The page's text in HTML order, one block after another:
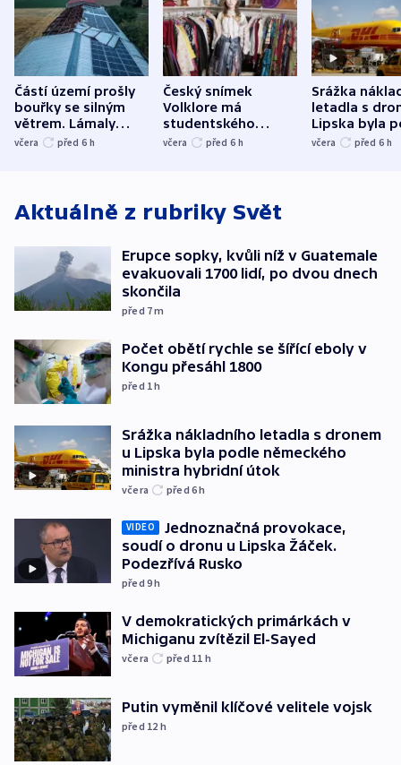
Částí území prošly
bouřky se silným
větrem. Lámaly
stromy a poničily
včera před 6 h
Český snímek
Volklore má
studentského
Oscara, zabojuje o
včera před 6 h
Srážka
letadla s
Lipska byla
německého
včera před 6 h
Aktuálně z rubriky Svět
Erupce sopky, kvůli níž v Guatemale
evakuovali 1700 lidí, po dvou dnech
skončila
před 7m
Počet obětí rychle se šířící eboly v
Kongu přesáhl 1800
před 1h
Srážka nákladního letadla s dronem
u Lipska byla podle německého
ministra hybridní útok
včera před 6h
VIDEO
Jednoznačná provokace,
soudí o dronu u Lipska Žáček.
Podezřívá Rusko
před 9h
V demokratických primárkách v
Michiganu zvítězil El-Sayed
včera před 11 h
Putin vyměnil klíčové velitele vojsk
před 12 h